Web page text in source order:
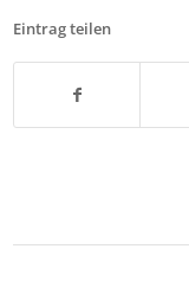
Eintrag teilen